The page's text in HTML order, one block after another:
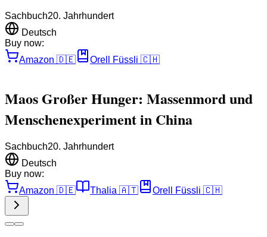
Sachbuch20. Jahrhundert
Deutsch
Buy now:
Amazon 🇩🇪 Orell Füssli 🇨🇭
Maos Großer Hunger: Massenmord und
Menschenexperiment in China
Sachbuch20. Jahrhundert
Deutsch
Buy now:
Amazon 🇩🇪 Thalia 🇦🇹 Orell Füssli 🇨🇭